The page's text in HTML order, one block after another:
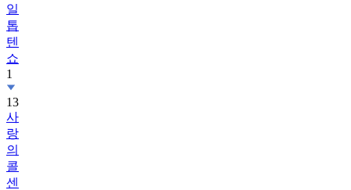
일
톱
텐
쇼
1
13
사
랑
의
콜
센